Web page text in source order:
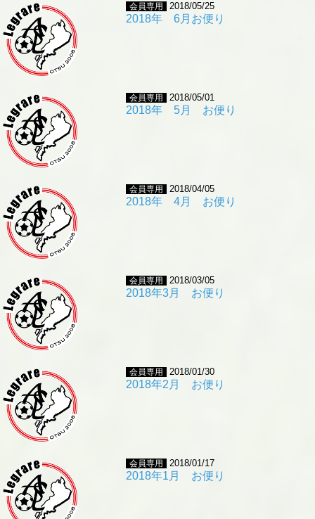
会員専用 2018/05/25
2018年 6月お便り
会員専用 2018/05/01
2018年 5月 お便り
会員専用 2018/04/05
2018年 4月 お便り
会員専用 2018/03/05
2018年3月 お便り
会員専用 2018/01/30
2018年2月 お便り
会員専用 2018/01/17
2018年1月 お便り